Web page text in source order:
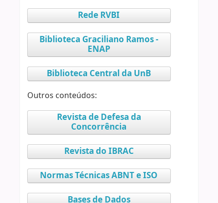
Rede RVBI
Biblioteca Graciliano Ramos -
ENAP
Biblioteca Central da UnB
Outros conteúdos:
Revista de Defesa da
Concorrência
Revista do IBRAC
Normas Técnicas ABNT e ISO
Bases de Dados